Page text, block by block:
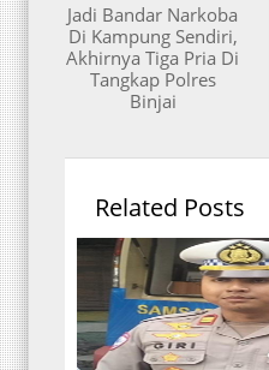
Jadi Bandar Narkoba
Di Kampung Sendiri,
Akhirnya Tiga Pria Di
Tangkap Polres
Binjai
Related Posts